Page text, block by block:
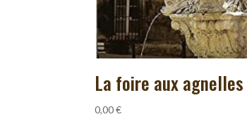
La foire aux agnelles
0,00€